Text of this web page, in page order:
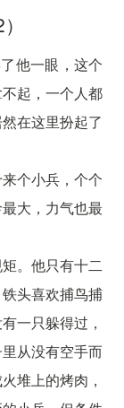
他一眼，这个
起，一个人都
在这里扮起了
个小兵，个个
大，力气也最
。他只有十二
头喜欢捕鸟捕
一只躲得过，
从没有空手而
堆上的烤肉，